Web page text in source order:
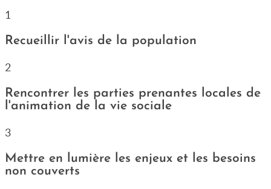
1
Recueillir l'avis de la population
2
Rencontrer les parties prenantes locales de
l'animation de la vie sociale
3
Mettre en lumière les enjeux et les besoins
non couverts